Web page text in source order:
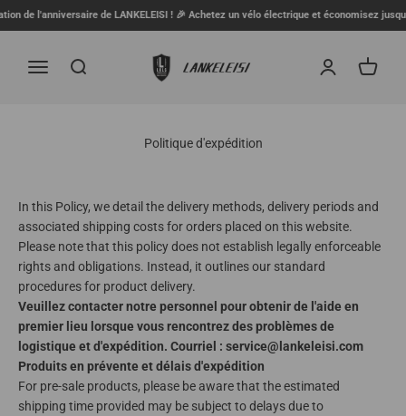
Passer au contenu
de l'anniversaire de LANKELEISI ! 🎉 Achetez un vélo électrique et économisez
Menu Recherche
LANKELEISI FR
ConnexionPanier
Politique d'expédition
In this Policy, we detail the delivery methods, delivery periods and
associated shipping costs for orders placed on this website.
Please note that this policy does not establish legally enforceable
rights and obligations. Instead, it outlines our standard
procedures for product delivery.
Veuillez contacter notre personnel pour obtenir de l'aide en
premier lieu lorsque vous rencontrez des problèmes de
logistique et d'expédition. Courriel : service@lankeleisi.com
Produits en prévente et délais d'expédition
For pre-sale products, please be aware that the estimated
shipping time provided may be subject to delays due to